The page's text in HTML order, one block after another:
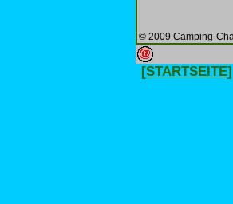
© 2009 Camping-
[STARTSEITE]